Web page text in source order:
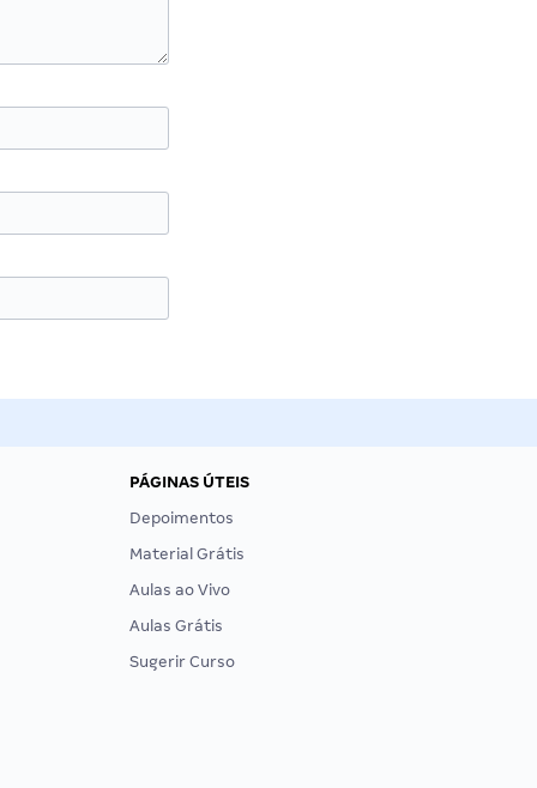
PÁGINAS ÚTEIS
Depoimentos
Material Grátis
Aulas ao Vivo
Aulas Grátis
Sugerir Curso